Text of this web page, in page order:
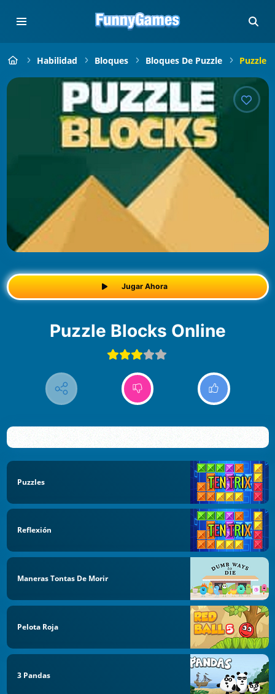
Habilidad Bloques Bloques De Puzzle Puzzle
Jugar Ahora
Puzzle Blocks Online
Puzzles
Reflexión
Maneras Tontas De Morir
Pelota Roja
3 Pandas